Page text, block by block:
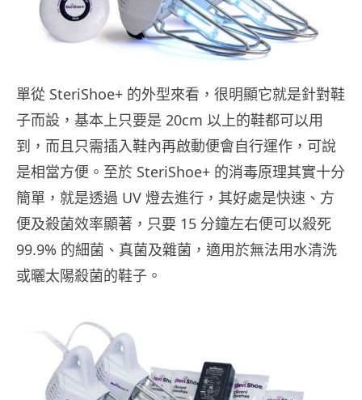
單從 SteriShoe+ 的外型來看，很明顯它就是針對鞋
子而設，基本上只要是 20cm 以上的鞋都可以用
到，而且只需插入鞋內再啟動便會自行運作，可說
是相當方便。至於 SteriShoe+ 的消毒原理其實十分
簡單，就是透過 UV 燈去進行，其好處是快速、方
便及殺菌效率顯著，只要 15 分鐘左右便可以殺死
99.9% 的細菌、真菌及雜菌，適用於無法用水清洗
或曬太陽殺菌的鞋子。